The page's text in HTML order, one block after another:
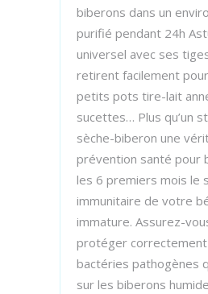
biberons dans un
purifié pendant 24h
universel avec ses
retirent facilement
petits pots tire-lait
sucettes… Plus qu’un
sèche-biberon une
prévention santé pour
les 6 premiers mois le
immunitaire de votre
immature. Assurez-
protéger
bactéries pathogènes
sur les biberons